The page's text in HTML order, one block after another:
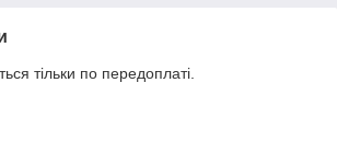
тільки по передоплаті.